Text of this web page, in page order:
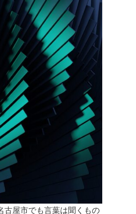
古屋市でも言葉は聞くもの